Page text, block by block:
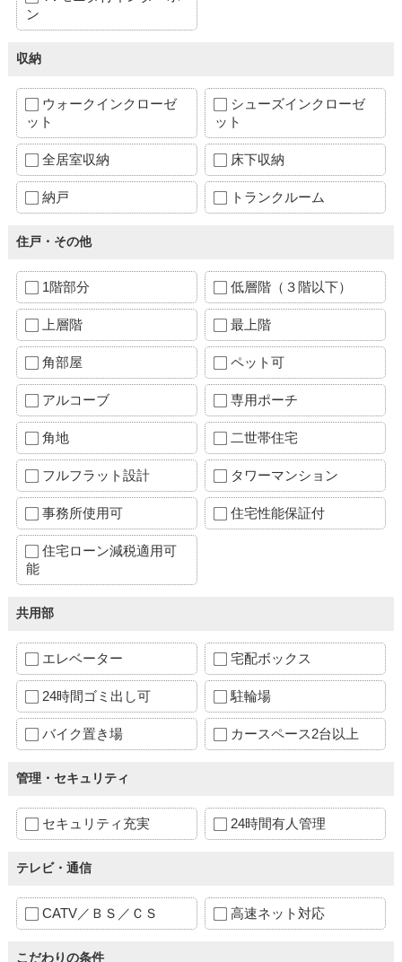
ン
収納
ウォークインクローゼ
ット
シューズインクローゼ
ット
全居室収納 床下収納
納戸 トランクルーム
住戸・その他
1階部分 低層階（３階以下）
上層階 最上階
角部屋 ペット可
アルコーブ 専用ポーチ
角地 二世帯住宅
フルフラット設計 タワーマンション
事務所使用可 住宅性能保証付
住宅ローン減税適用可
能
共用部
エレベーター 宅配ボックス
24時間ゴミ出し可 駐輪場
バイク置き場 カースペース2台以上
管理・セキュリティ
セキュリティ充実 24時間有人管理
テレビ・通信
CATV／ＢＳ／ＣＳ 高速ネット対応
こだわりの条件